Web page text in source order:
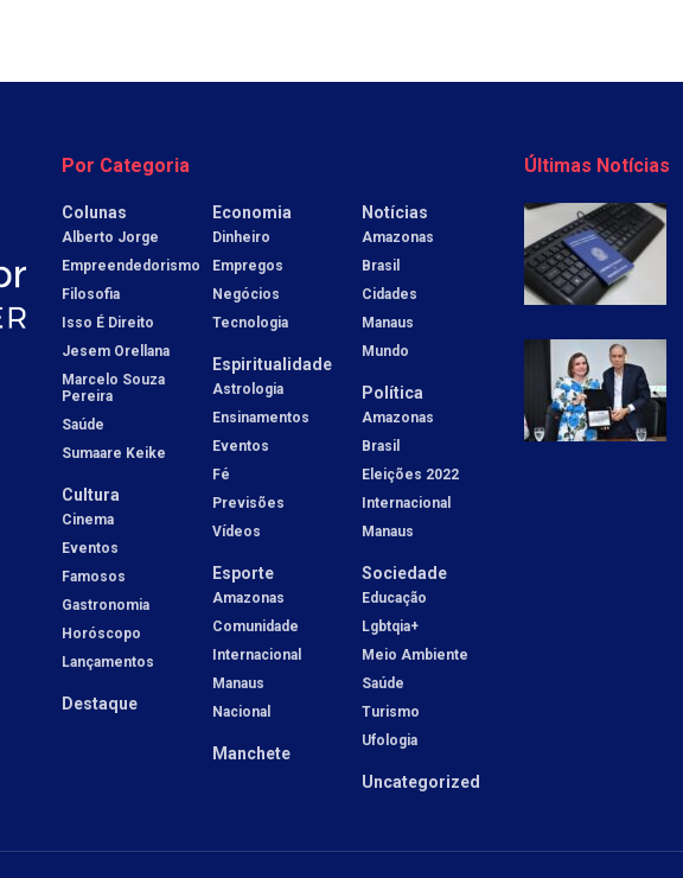
Por Categoria
Colunas
Alberto Jorge
Empreendedorismo
Filosofia
Isso É Direito
Jesem Orellana
Marcelo Souza
Pereira
Saúde
Sumaare Keike
Cultura
Cinema
Eventos
Famosos
Gastronomia
Horóscopo
Lançamentos
Destaque
Economia
Dinheiro
Empregos
Negócios
Tecnologia
Espiritualidade
Astrologia
Ensinamentos
Eventos
Fé
Previsões
Vídeos
Esporte
Amazonas
Comunidade
Internacional
Manaus
Nacional
Manchete
Notícias
Amazonas
Brasil
Cidades
Manaus
Mundo
Política
Amazonas
Brasil
Eleições 2022
Internacional
Manaus
Sociedade
Educação
Lgbtqia+
Meio Ambiente
Saúde
Turismo
Ufologia
Uncategorized
Últimas Notícias